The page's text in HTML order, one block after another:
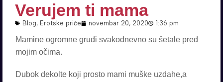
Verujem ti mama
Blog, Erotske priče novembar 20, 2020 1:36 pm
Mamine ogromne grudi svakodnevno su šetale pred
mojim očima.
Dubok dekolte koji prosto mami muške uzdahe,a